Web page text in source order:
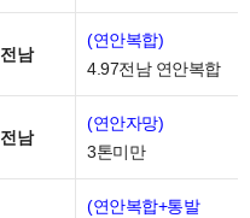
전남
(연안복합)
4.97전남 연안복합
전남
(연안자망)
3톤미만
(연안복합+통발